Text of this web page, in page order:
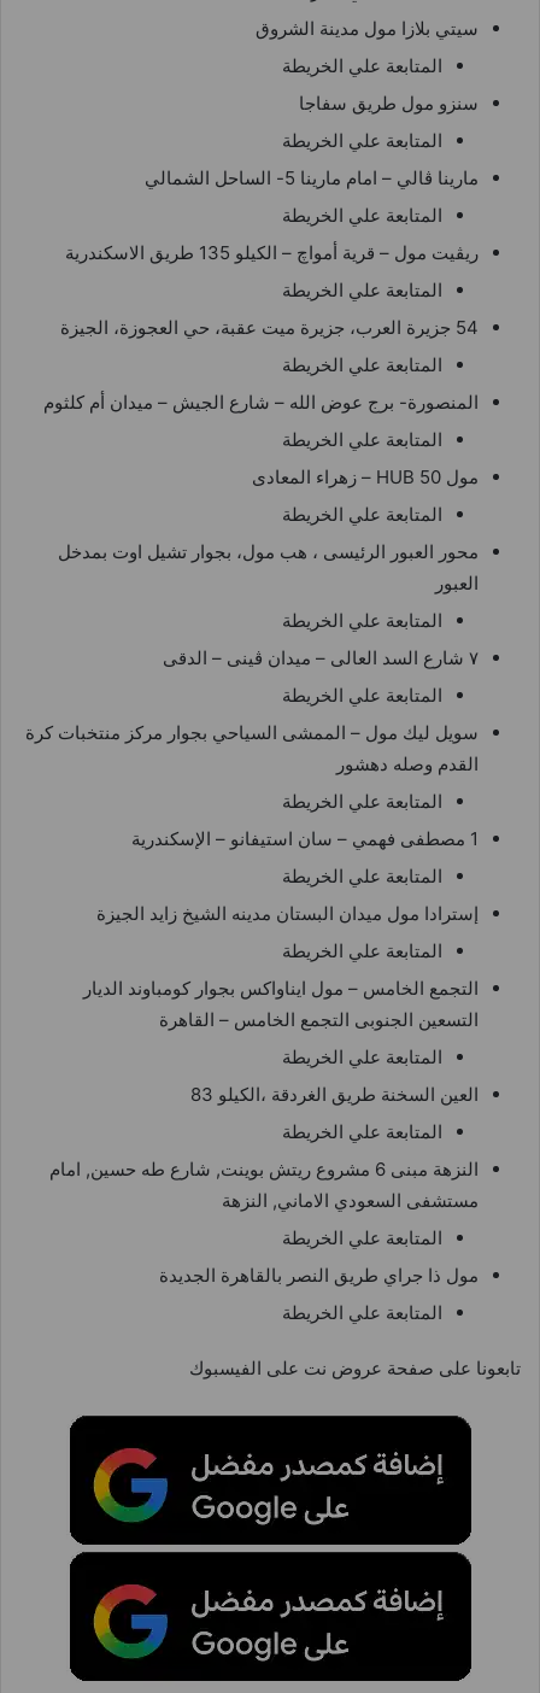
سيتي بلازا مول مدينة الشروق
المتابعة علي الخريطة
سنزو مول طريق سفاجا
المتابعة علي الخريطة
مارينا ڤالي – امام مارينا 5- الساحل الشمالي
المتابعة علي الخريطة
ريڤيت مول – قرية أمواچ – الكيلو 135 طريق الاسكندرية
المتابعة علي الخريطة
54 جزيرة العرب، جزيرة ميت عقبة، حي العجوزة، الجيزة
المتابعة علي الخريطة
المنصورة- برج عوض الله – شارع الجيش – ميدان أم كلثوم
المتابعة علي الخريطة
مول HUB 50 – زهراء المعادى
المتابعة علي الخريطة
محور العبور الرئيسى ، هب مول، بجوار تشيل اوت بمدخل
العبور
المتابعة علي الخريطة
٧ شارع السد العالى – ميدان ڤينى – الدقى
المتابعة علي الخريطة
سويل ليك مول – الممشى السياحي بجوار مركز منتخبات كرة
القدم وصله دهشور
المتابعة علي الخريطة
1 مصطفى فهمي – سان استيفانو – الإسكندرية
المتابعة علي الخريطة
إسترادا مول ميدان البستان مدينه الشيخ زايد الجيزة
المتابعة علي الخريطة
التجمع الخامس – مول ايناواكس بجوار كومباوند الديار
التسعين الجنوبى التجمع الخامس – القاهرة
المتابعة علي الخريطة
العين السخنة طريق الغردقة ،الكيلو 83
المتابعة علي الخريطة
النزهة مبنى 6 مشروع ريتش بوينت, شارع طه حسين, امام
مستشفى السعودي الاماني, النزهة
المتابعة علي الخريطة
مول ذا جراي طريق النصر بالقاهرة الجديدة
المتابعة علي الخريطة
تابعونا على صفحة عروض نت على الفيسبوك